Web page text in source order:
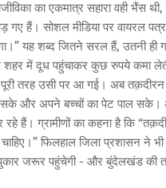
का एकमात्र सहारा वही भैंस
हैं। सोशल मीडिया पर वायरल
यह शब्द जितने सरल हैं, उतनी ही
में दूध पहुंचाकर कुछ रुपये कमा
तरह उसी पर आ गई। अब
और अपने बच्चों का पेट पाल सके।
हैं। ग्रामीणों का कहना है कि
फिलहाल जिला प्रशासन ने भी
जरूर पहुंचेगी - और बुंदेलखंड की